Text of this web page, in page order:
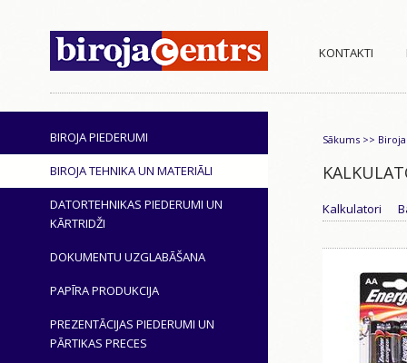
KONTAKTI
BIROJA PIEDERUMI
BIROJA TEHNIKA UN MATERIĀLI
DATORTEHNIKAS PIEDERUMI UN
KĀRTRIDŽI
DOKUMENTU UZGLABĀŠANA
PAPĪRA PRODUKCIJA
PREZENTĀCIJAS PIEDERUMI UN
PĀRTIKAS PRECES
Sākums >>
Kalkulatori